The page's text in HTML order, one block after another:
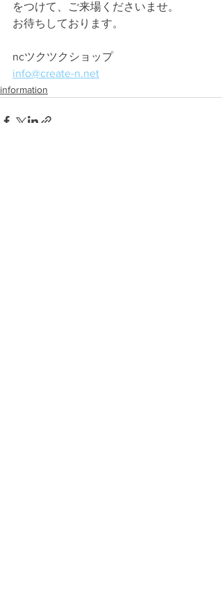
をつけて、ご来場くださいませ。
お待ちしております。
ncツクツクショップ
info@create-n.net
information